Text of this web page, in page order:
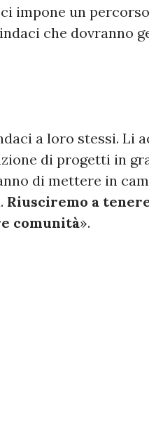
impone un
che dovranno
a loro stessi. Li
di progetti in
di mettere in
Riusciremo a
comunità».